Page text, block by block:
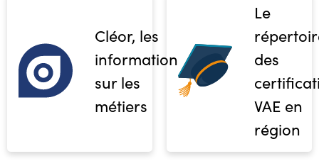
Cléor, les
informations
sur les
métiers
Le
des
VAE en
région